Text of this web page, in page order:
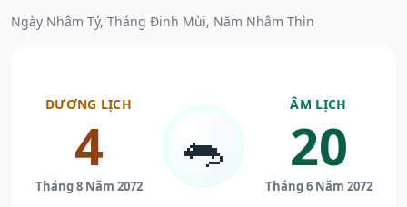
Ngày Nhâm Tý, Tháng Đinh Mùi, Năm Nhâm Thìn
DƯƠNG LỊCH
4
Tháng 8 Năm 2072
🐀
ÂM LỊCH
20
Tháng 6 Năm 2072